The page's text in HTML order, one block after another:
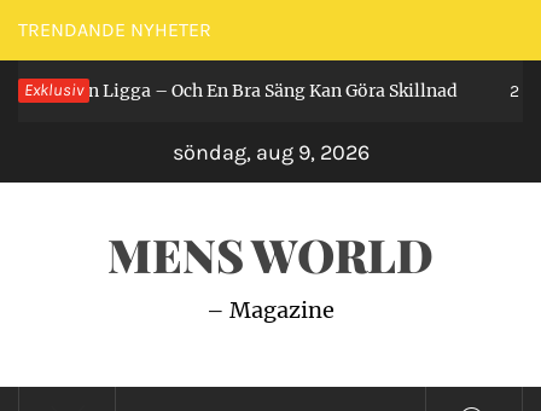
Hoppa
till
innehåll
TRENDANDE NYHETER
Exklusiv
Man Ligga – Och En Bra Säng Kan Göra Skillnad 2 år
söndag, aug 9, 2026
MENS WORLD
– Magazine